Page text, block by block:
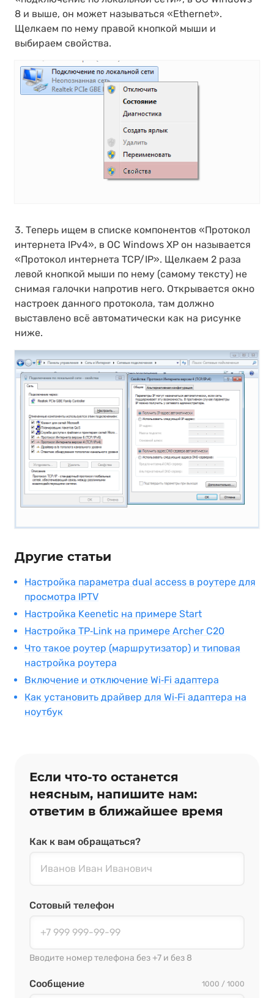
8 и выше, он может называться «Ethernet».
Щелкаем по нему правой кнопкой мыши и
выбираем свойства.
3. Теперь ищем в списке компонентов «Протокол
интернета IPv4», в OC Windows XP он называется
«Протокол интернета TCP/IP». Щелкаем 2 раза
левой кнопкой мыши по нему (самому тексту) не
снимая галочки напротив него. Открывается окно
настроек данного протокола, там должно
выставлено всё автоматически как на рисунке
ниже.
Другие статьи
Настройка параметра dual access в роутере для
просмотра IPTV
Настройка Keenetic на примере Start
Настройка TP‑Link на примере Archer C20
Что такое роутер (маршрутизатор) и типовая
настройка роутера
Включение и отключение Wi‑Fi адаптера
Как установить драйвер для Wi‑Fi адаптера на
ноутбук
Если что‑то останется
неясным, напишите нам:
ответим в ближайшее время
Как к вам обращаться?
Сотовый телефон
Вводите номер телефона без +7 и без 8
Сообщение 1000 / 1000